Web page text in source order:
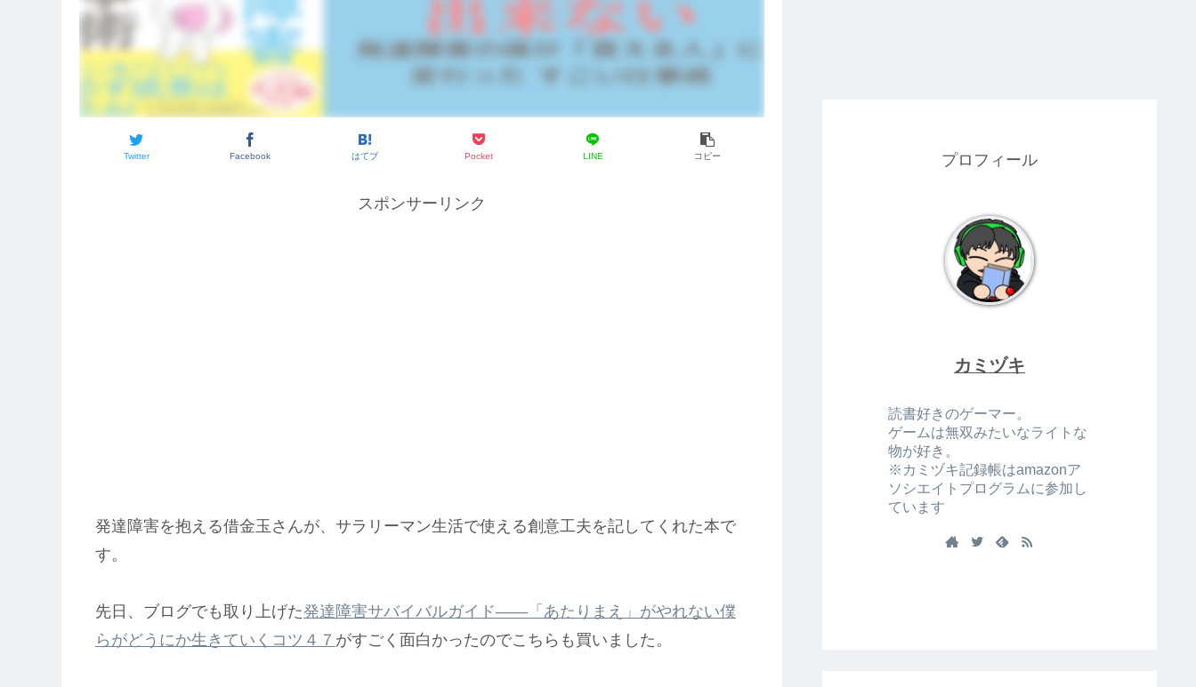
Twitter Facebook はてブ Pocket LINE コピー
スポンサーリンク
発達障害を抱える借金玉さんが、サラリーマン生活で使える創意工夫を記してくれた本で
す。
先日、ブログでも取り上げた発達障害サバイバルガイド――「あたりまえ」がやれない僕
らがどうにか生きていくコツ４７ がすごく面白かったのでこちらも買いました。
プロフィール
カミヅキ
読書好きのゲーマー。
ゲームは無双みたいなライトな
物が好き。
※カミヅキ記録帳はamazonア
ソシエイトプログラムに参加し
ています